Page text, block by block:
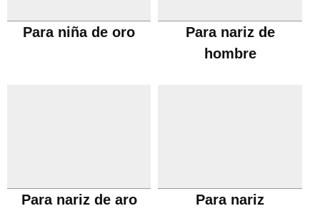
Para niña de oro
Para nariz de
hombre
Para nariz de aro Para nariz